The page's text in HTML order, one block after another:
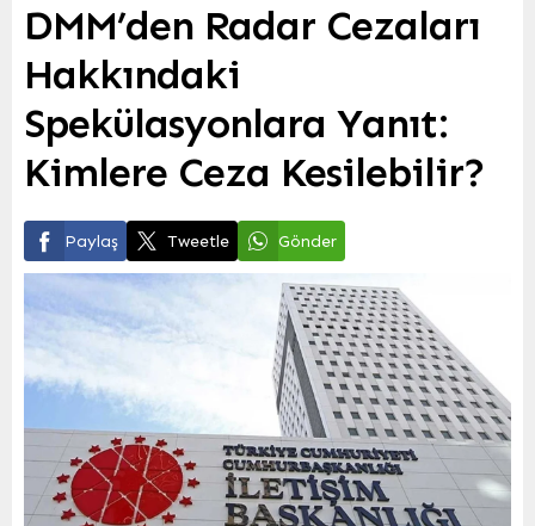
DMM’den Radar Cezaları
Hakkındaki
Spekülasyonlara Yanıt:
Kimlere Ceza Kesilebilir?
Paylaş Tweetle Gönder